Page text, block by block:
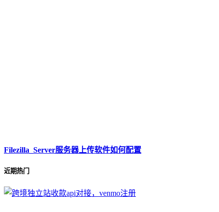
Filezilla_Server服务器上传软件如何配置
近期热门